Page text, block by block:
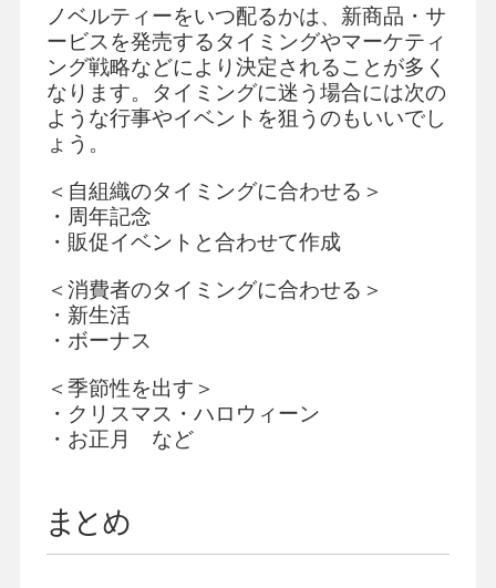
ノベルティーをいつ配るかは、新商品・サ
ービスを発売するタイミングやマーケティ
ング戦略などにより決定されることが多く
なります。タイミングに迷う場合には次の
ような行事やイベントを狙うのもいいでし
ょう。
＜自組織のタイミングに合わせる＞
・周年記念
・販促イベントと合わせて作成
＜消費者のタイミングに合わせる＞
・新生活
・ボーナス
＜季節性を出す＞
・クリスマス・ハロウィーン
・お正月
など
まとめ